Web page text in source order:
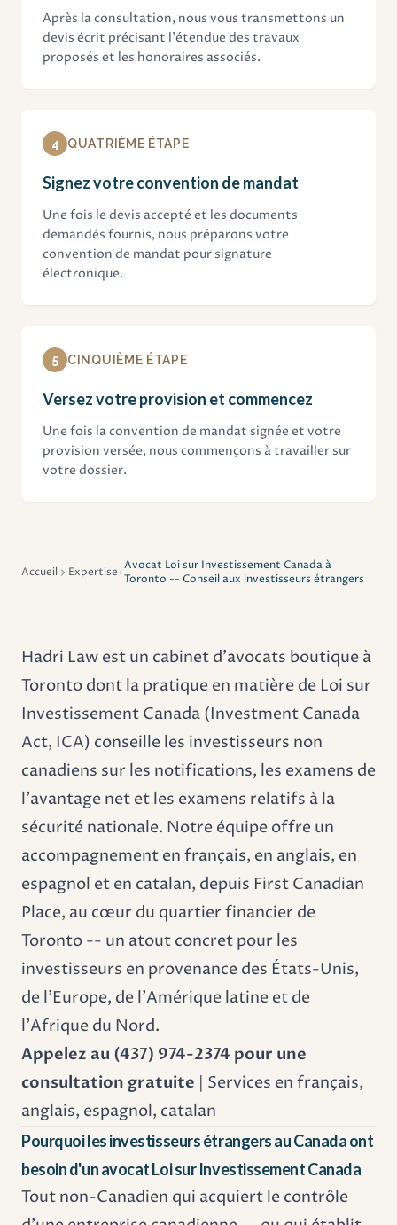
Après la consultation, nous vous transmettons un
devis écrit précisant l'étendue des travaux
proposés et les honoraires associés.
4 QUATRIÈME ÉTAPE
Signez votre convention de mandat
Une fois le devis accepté et les documents
demandés fournis, nous préparons votre
convention de mandat pour signature
électronique.
5 CINQUIÈME ÉTAPE
Versez votre provision et commencez
Une fois la convention de mandat signée et votre
provision versée, nous commençons à travailler sur
votre dossier.
Accueil Expertise Avocat Loi sur Investissement Canada à
Toronto -- Conseil aux investisseurs étrangers
Hadri Law est un cabinet d'avocats boutique à
Toronto dont la pratique en matière de Loi sur
Investissement Canada (Investment Canada
Act, ICA) conseille les investisseurs non
canadiens sur les notifications, les examens de
l'avantage net et les examens relatifs à la
sécurité nationale. Notre équipe offre un
accompagnement en français, en anglais, en
espagnol et en catalan, depuis First Canadian
Place, au cœur du quartier financier de
Toronto -- un atout concret pour les
investisseurs en provenance des États-Unis,
de l'Europe, de l'Amérique latine et de
l'Afrique du Nord.
Appelez au (437) 974-2374 pour une
consultation gratuite | Services en français,
anglais, espagnol, catalan
Pourquoi les investisseurs étrangers au Canada ont
besoin d'un avocat Loi sur Investissement Canada
Tout non-Canadien qui acquiert le contrôle